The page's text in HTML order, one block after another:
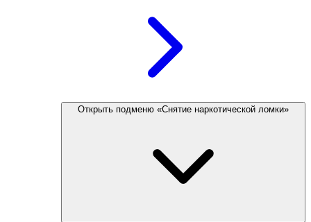
Открыть подменю «Снятие наркотической ломки»